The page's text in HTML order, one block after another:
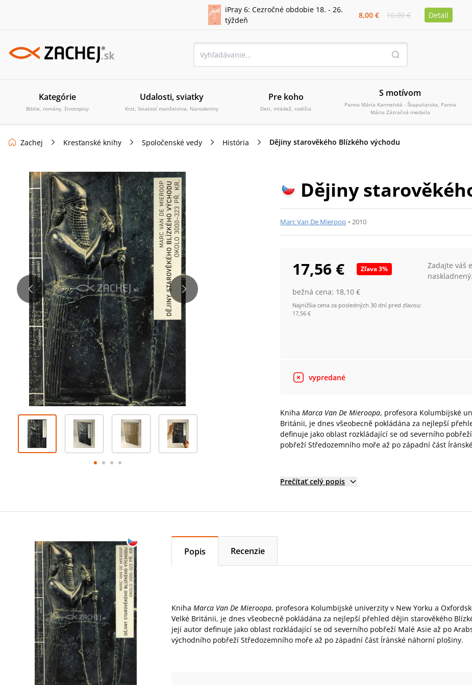
iPray 6: Cezročné obdobie 18. - 26.
týždeň
8,00 € 10,00 € Detail
Kategórie
Biblie, romány, životopisy
Udalosti, sviatky
Krst, Sviatosť manželstva, Narodeniny
Pre koho
Deti, mládež, rodičia
S motívom
Panna Mária Karmelská - Škapuliarska, Panna
Mária Zázračná medaila
Zachej Kresťanské knihy Spoločenské vedy História Dějiny starověkého Blízkého východu
Dějiny
Marc Van De Mieroop •2010
17,56 € Zľava3%
bežná cena: 18,10 €
Najnižšia cena za posledných 30 dní pred zľavou:
17,56 €
Zadajte váš
naskladnený.
vypredané
Kniha Marca Van De Mieroopa, profesora Kolumbijské
Británii, je dnes všeobecně pokládána za nejlepší
definuje jako oblast rozkládající se od severního
pobřeží Středozemního moře až po západní část
Prečítať celý popis
Popis Recenzie
Kniha Marca Van De Mieroopa, profesora Kolumbijské univerzity v New Yorku a
Velké Británii, je dnes všeobecně pokládána za nejlepší přehled dějin starověkého
její autor definuje jako oblast rozkládající se od severního pobřeží Malé Asie až po
východního pobřeží Středozemního moře až po západní část Íránské náhorní plošiny.